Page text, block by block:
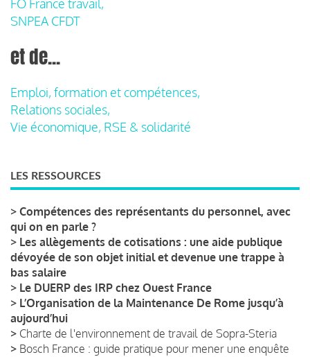
FO France travail,
SNPEA CFDT
et de...
Emploi, formation et compétences,
Relations sociales,
Vie économique, RSE & solidarité
LES RESSOURCES
> Compétences des représentants du personnel, avec
qui on en parle ?
> Les allègements de cotisations : une aide publique
dévoyée de son objet initial et devenue une trappe à
bas salaire
> Le DUERP des IRP chez Ouest France
> L’Organisation de la Maintenance De Rome jusqu’à
aujourd’hui
> Charte de l'environnement de travail de Sopra-Steria
> Bosch France : guide pratique pour mener une enquête